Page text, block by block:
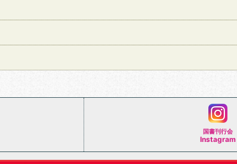
国書刊行会
Instagram